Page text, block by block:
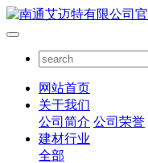
网站首页
关于我们
公司简介 公司荣誉
建材行业
全部